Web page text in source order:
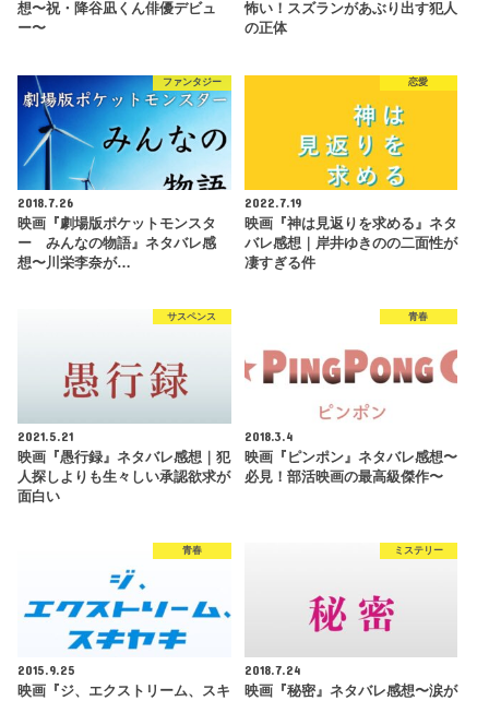
想〜祝・降谷凪くん俳優デビュ
ー〜
怖い！スズランがあぶり出す犯人
の正体
ファンタジー
2018.7.26
映画『劇場版ポケットモンスタ
ー みんなの物語』ネタバレ感
想〜川栄李奈が…
恋愛
2022.7.19
映画『神は見返りを求める』ネタ
バレ感想｜岸井ゆきのの二面性が
凄すぎる件
サスペンス
2021.5.21
映画『愚行録』ネタバレ感想｜犯
人探しよりも生々しい承認欲求が
面白い
青春
2018.3.4
映画『ピンポン』ネタバレ感想〜
必見！部活映画の最高級傑作〜
青春
2015.9.25
映画『ジ、エクストリーム、スキ
ミステリー
2018.7.24
映画『秘密』ネタバレ感想〜涙が